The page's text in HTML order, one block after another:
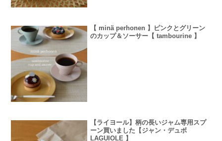
【 minä perhonen 】ピンクとグリーン
のカップ＆ソーサー【 tambourine 】
【ライヨール】柄の長いジャム専用スプ
ーン買いました【ジャン・デュボ
LAGUIOLE 】